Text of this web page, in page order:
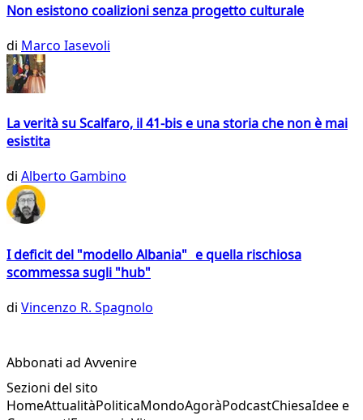
Non esistono coalizioni senza progetto culturale
di Marco Iasevoli
La verità su Scalfaro, il 41-bis e una storia che non è mai
esistita
di Alberto Gambino
I deficit del "modello Albania" e quella rischiosa
scommessa sugli "hub"
di Vincenzo R. Spagnolo
Abbonati ad Avvenire
Sezioni del sito
HomeAttualitàPoliticaMondoAgoràPodcastChiesaIdee e